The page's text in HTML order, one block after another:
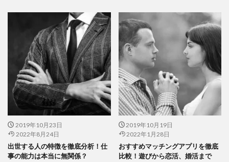
2019年10月23日
2022年8月24日
出世する人の特徴を徹底分析！仕
事の能力は本当に無関係？
2019年10月19日
2022年1月28日
おすすめマッチングアプリを徹底
比較！遊びから恋活、婚活まで